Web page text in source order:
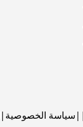
سياسة الخصوصية